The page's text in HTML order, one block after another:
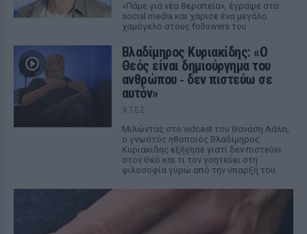
«Πάμε για νέα θεραπεία», έγραψε στα
social media και χάρισε ένα μεγάλο
χαμόγελο στους followers του
Βλαδίμηρος Κυριακίδης: «Ο
Θεός είναι δημιούργημα του
ανθρώπου ‑ δεν πιστεύω σε
αυτόν»
ΧΤΕΣ
Μιλώντας στο vidcast του Θανάση Λάλα,
ο γνωστός ηθοποιός Βλαδίμηρος
Κυριακίδης εξήγησε γιατί δεν πιστεύει
στον Θεό και τι τον γοητεύει στη
φιλοσοφία γύρω από την ύπαρξή του.